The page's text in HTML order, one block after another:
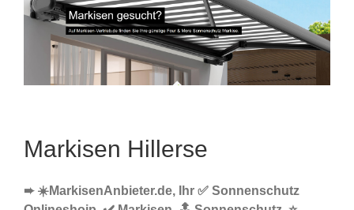
Markisen Hillerse
➨ ☀️MarkisenAnbieter.de, Ihr ✅ Sonnenschutz